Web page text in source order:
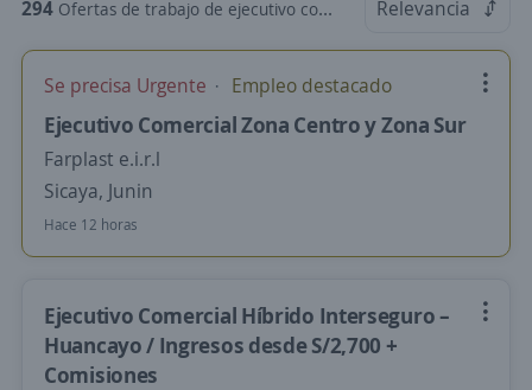
294 Ofertas de trabajo de ejecutivo comercial en Junin Relevancia
Se precisa Urgente Empleo destacado
Ejecutivo Comercial Zona Centro y Zona Sur
Farplast e.i.r.l
Sicaya, Junin
Hace 12 horas
Ejecutivo Comercial Híbrido Interseguro –
Huancayo / Ingresos desde S/2,700 +
Comisiones